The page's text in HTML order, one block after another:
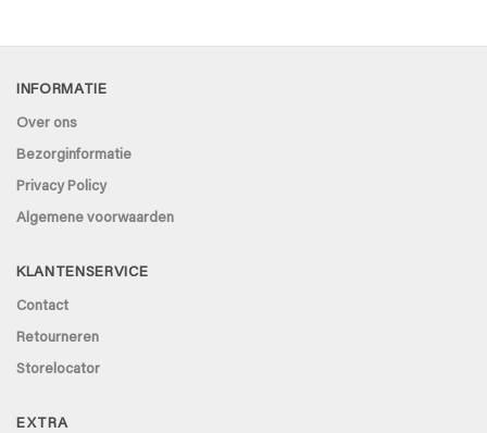
INFORMATIE
Over ons
Bezorginformatie
Privacy Policy
Algemene voorwaarden
KLANTENSERVICE
Contact
Retourneren
Storelocator
EXTRA